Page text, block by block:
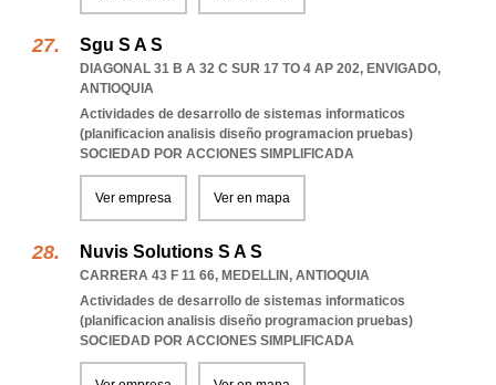
Sgu S A S
DIAGONAL 31 B A 32 C SUR 17 TO 4 AP 202, ENVIGADO,
ANTIOQUIA
Actividades de desarrollo de sistemas informaticos
(planificacion analisis diseño programacion pruebas)
SOCIEDAD POR ACCIONES SIMPLIFICADA
Ver empresa Ver en mapa
Nuvis Solutions S A S
CARRERA 43 F 11 66, MEDELLIN, ANTIOQUIA
Actividades de desarrollo de sistemas informaticos
(planificacion analisis diseño programacion pruebas)
SOCIEDAD POR ACCIONES SIMPLIFICADA